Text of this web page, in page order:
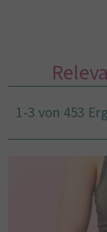
1-3 von 453